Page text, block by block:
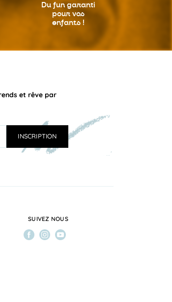
Du fun garanti
pour vos
enfants !
et rêve par
SUIVEZ NOUS